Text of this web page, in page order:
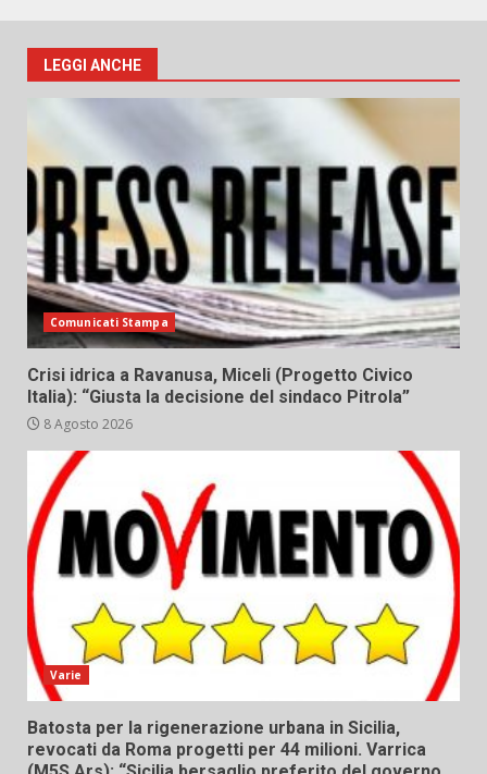
LEGGI ANCHE
Comunicati Stampa
Crisi idrica a Ravanusa, Miceli (Progetto Civico
Italia): “Giusta la decisione del sindaco Pitrola”
8 Agosto 2026
Varie
Batosta per la rigenerazione urbana in Sicilia,
revocati da Roma progetti per 44 milioni. Varrica